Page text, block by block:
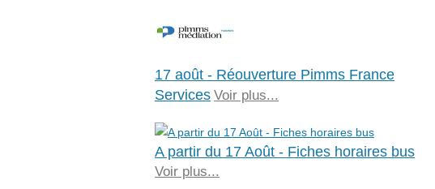
17 août - Réouverture Pimms France
Services Voir plus...
A partir du 17 Août - Fiches horaires bus
Voir plus...